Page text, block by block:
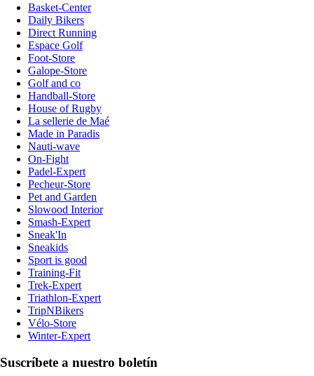
Basket-Center
Daily Bikers
Direct Running
Espace Golf
Foot-Store
Galope-Store
Golf and co
Handball-Store
House of Rugby
La sellerie de Maé
Made in Paradis
Nauti-wave
On-Fight
Padel-Expert
Pecheur-Store
Pet and Garden
Slowood Interior
Smash-Expert
Sneak'In
Sneakids
Sport is good
Training-Fit
Trek-Expert
Triathlon-Expert
TripNBikers
Vélo-Store
Winter-Expert
Suscríbete a nuestro boletín